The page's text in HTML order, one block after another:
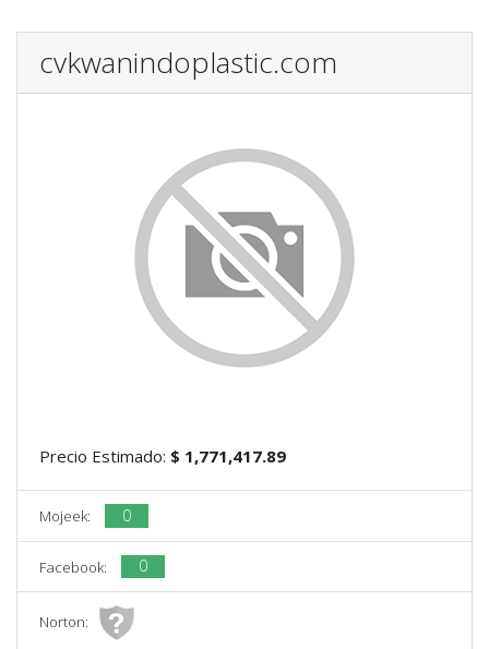
cvkwanindoplastic.com
Precio Estimado: $ 1,771,417.89
Mojeek: 0
Facebook: 0
Norton: